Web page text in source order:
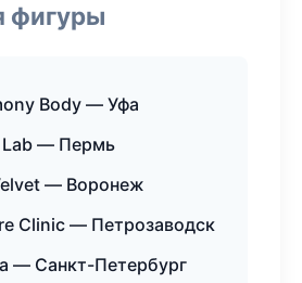
фигуры
Body — Уфа
— Пермь
— Воронеж
Clinic — Петрозаводск
— Санкт-Петербург